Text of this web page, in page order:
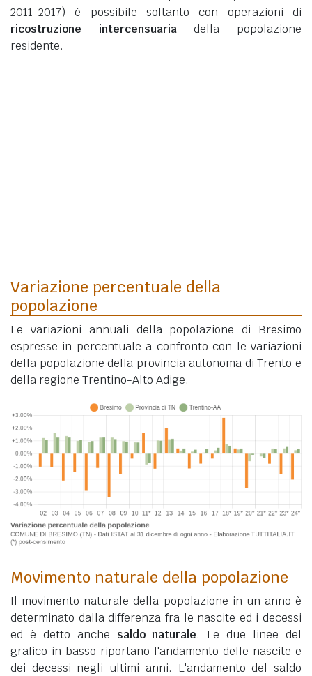
2011-2017) è possibile soltanto con operazioni di
ricostruzione intercensuariadella popolazione
residente.
Variazione percentuale della
popolazione
Le variazioni annuali della popolazione di Bresimo
espresse in percentuale a confronto con le variazioni
della popolazione della provincia autonoma di Trento e
della regione Trentino-Alto Adige.
Movimento naturale della popolazione
Il movimento naturale della popolazione in un anno è
determinato dalla differenza fra le nascite ed i decessi
ed è detto anche saldo naturale. Le due linee del
grafico in basso riportano l'andamento delle nascite e
dei decessi negli ultimi anni. L'andamento del saldo